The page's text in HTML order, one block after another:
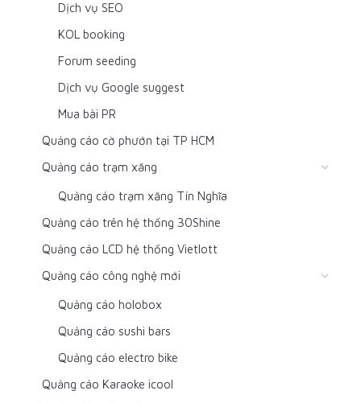
Dịch vụ SEO
KOL booking
Forum seeding
Dịch vụ Google suggest
Mua bài PR
Quảng cáo cờ phướn tại TP HCM
Quảng cáo trạm xăng
Quảng cáo trạm xăng Tín Nghĩa
Quảng cáo trên hệ thống 30Shine
Quảng cáo LCD hệ thống Vietlott
Quảng cáo công nghệ mới
Quảng cáo holobox
Quảng cáo sushi bars
Quảng cáo electro bike
Quảng cáo Karaoke icool